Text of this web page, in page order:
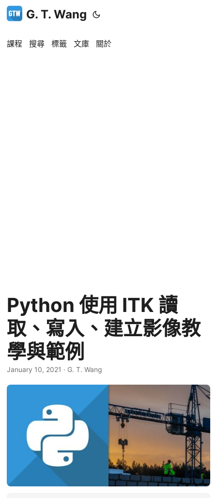
G. T. Wang
課程 搜尋 標籤 文庫 關於
Python 使用 ITK 讀
取、寫入、建立影像教
學與範例
January 10, 2021 · G. T. Wang